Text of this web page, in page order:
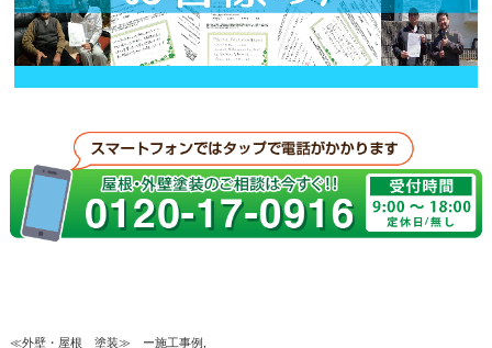
≪外壁・屋根 塗装≫ ー施工事例